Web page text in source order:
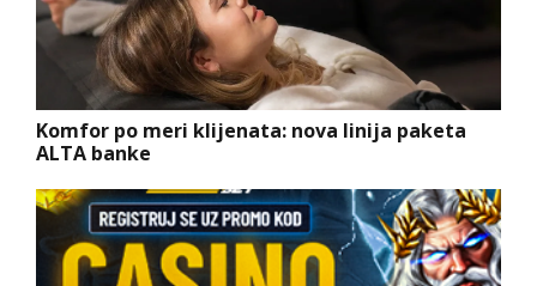
Komfor po meri klijenata: nova linija paketa
ALTA banke